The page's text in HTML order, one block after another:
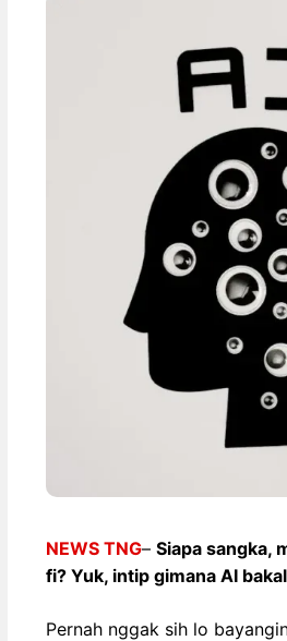
NEWS TNG– Siapa sangka,
fi? Yuk, intip gimana AI
Pernah nggak sih lo
Nunung Srimulat & Vicky
Prasetyo Buka Restoran
Ayam Panggang! Cuma Rp
15 Ribu, Resep Rahasia
2026,